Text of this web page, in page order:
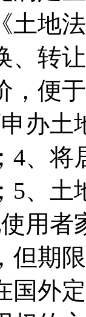
土地
、转
，便
办
4、
5、土
用
但期
国外